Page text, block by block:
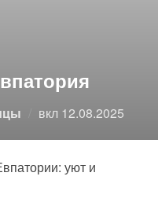
вкл Опубликовано
12.08.2025
уют и